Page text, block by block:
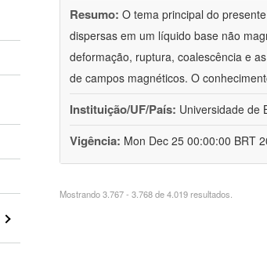
Resumo: O tema principal do
dispersas em um líquido base não
deformação, ruptura, coalescência e
de campos magnéticos. O
Instituição/UF/País: Universidade de
Vigência: Mon Dec 25 00:00:00 BRT
Mostrando 3.767 - 3.768 de 4.019 resultados.